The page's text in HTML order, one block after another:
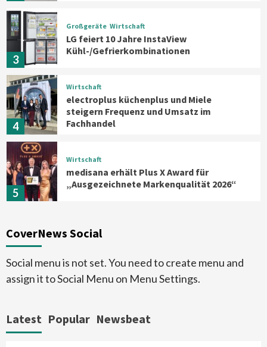
3
Großgeräte Wirtschaft
LG feiert 10 Jahre InstaView
Kühl-/Gefrierkombinationen
4
Wirtschaft
electroplus küchenplus und Miele
steigern Frequenz und Umsatz im
Fachhandel
5
Wirtschaft
medisana erhält Plus X Award für
„Ausgezeichnete Markenqualität 2026“
6
Verbraucher setzen immer mehr auf
7
Angeboten
CoverNews Social
Social menu is not set. You need to create menu and
assign it to Social Menu on Menu Settings.
Latest Popular Newsbeat